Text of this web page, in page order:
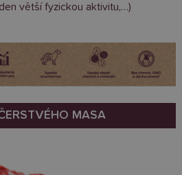
větší fyzickou aktivitu,…)
MASA